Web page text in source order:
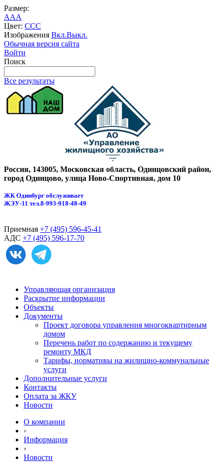
Размер:
AAA
Цвет: CCC
Изображения Вкл.Выкл.
Обычная версия сайта
Войти
Поиск
Все результаты
Россия, 143005, Московская область, Одинцовский район,
город Одинцово, улица Ново-Спортивная, дом 10
ЖК Одинбург обслуживает
ЖЭУ-11 тел.8-993-918-48-49
Приемная +7 (495) 596-45-41
АДС +7 (495) 596-17-70
Управляющая организация
Раскрытие информации
Объекты
Документы
Проект договора управления многоквартирным
домом
Перечень работ по содержанию и текущему
ремонту МКД
Тарифы, нормативы на жилищно-коммунальные
услуги
Дополнительные услуги
Контакты
Оплата за ЖКУ
Новости
О компании
›
Информация
›
Новости